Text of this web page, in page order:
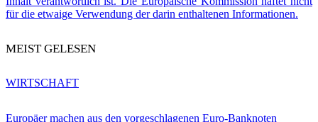
für die etwaige Verwendung der darin enthaltenen Informationen.
MEIST GELESEN
Europäer machen aus den vorgeschlagenen Euro-Banknoten
WIRTSCHAFT